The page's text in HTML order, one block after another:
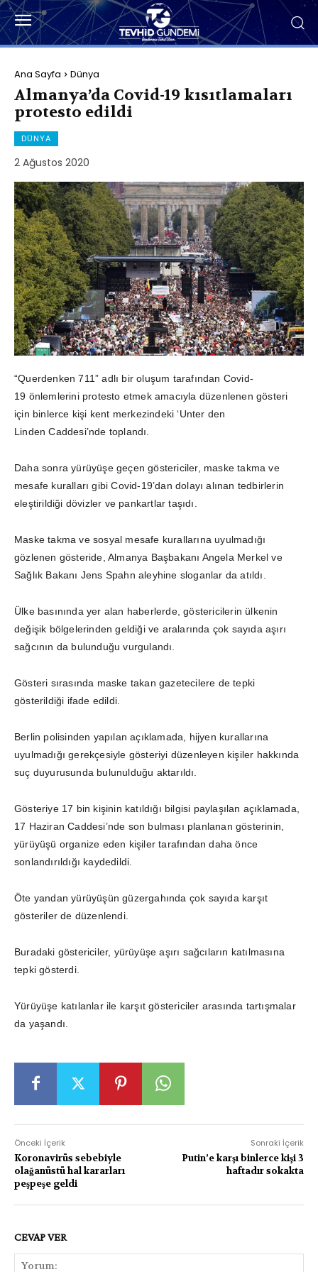
Ana Sayfa Dünya
Almanya’da Covid-19 kısıtlamaları
protesto edildi
DÜNYA
2 Ağustos 2020
“Querdenken 711” adlı bir oluşum tarafından Covid-
19 önlemlerini protesto etmek amacıyla düzenlenen gösteri
için binlerce kişi kent merkezindeki ‘Unter den
Linden Caddesi’nde toplandı.
Daha sonra yürüyüşe geçen göstericiler, maske takma ve
mesafe kuralları gibi Covid-19’dan dolayı alınan tedbirlerin
eleştirildiği dövizler ve pankartlar taşıdı.
Maske takma ve sosyal mesafe kurallarına uyulmadığı
gözlenen gösteride, Almanya Başbakanı Angela Merkel ve
Sağlık Bakanı Jens Spahn aleyhine sloganlar da atıldı.
Ülke basınında yer alan haberlerde, göstericilerin ülkenin
değişik bölgelerinden geldiği ve aralarında çok sayıda aşırı
sağcının da bulunduğu vurgulandı.
Gösteri sırasında maske takan gazetecilere de tepki
gösterildiği ifade edildi.
Berlin polisinden yapılan açıklamada, hijyen kurallarına
uyulmadığı gerekçesiyle gösteriyi düzenleyen kişiler hakkında
suç duyurusunda bulunulduğu aktarıldı.
Gösteriye 17 bin kişinin katıldığı bilgisi paylaşılan açıklamada,
17 Haziran Caddesi’nde son bulması planlanan gösterinin,
yürüyüşü organize eden kişiler tarafından daha önce
sonlandırıldığı kaydedildi.
Öte yandan yürüyüşün güzergahında çok sayıda karşıt
gösteriler de düzenlendi.
Buradaki göstericiler, yürüyüşe aşırı sağcıların katılmasına
tepki gösterdi.
Yürüyüşe katılanlar ile karşıt göstericiler arasında tartışmalar
da yaşandı.
Önceki İçerik
Koronavirüs sebebiyle
olağanüstü hal kararları
peşpeşe geldi
Sonraki İçerik
Putin’e karşı binlerce kişi 3
haftadır sokakta
CEVAP VER